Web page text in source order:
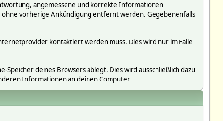
angemessene und korrekte Informationen
ohne vorherige Ankündigung entfernt werden. Gegebenenfalls
kontaktiert werden muss. Dies wird nur im Falle
deines Browsers ablegt. Dies wird ausschließlich dazu
Informationen an deinen Computer.